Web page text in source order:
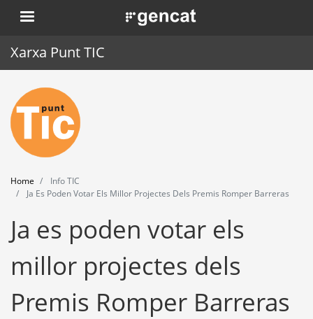
Skip
to
. Obre en una nova finestra.
Xarxa Punt TIC
Home
Punt TIC
News
Events
Training
Tools
Home
Info TIC
Ja Es Poden Votar Els Millor Projectes Dels Premis Romper Barreras
Ja es poden votar els
millor projectes dels
Premis Romper Barreras